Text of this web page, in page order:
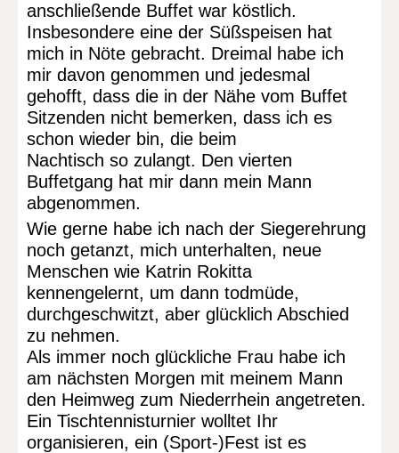
anschließende Buffet war köstlich.
Insbesondere eine der Süßspeisen hat
mich in Nöte gebracht. Dreimal habe ich
mir davon genommen und jedesmal
gehofft, dass die in der Nähe vom Buffet
Sitzenden nicht bemerken, dass ich es
schon wieder bin, die beim
Nachtisch so zulangt. Den vierten
Buffetgang hat mir dann mein Mann
abgenommen.
Wie gerne habe ich nach der Siegerehrung
noch getanzt, mich unterhalten, neue
Menschen wie Katrin Rokitta
kennengelernt, um dann todmüde,
durchgeschwitzt, aber glücklich Abschied
zu nehmen.
Als immer noch glückliche Frau habe ich
am nächsten Morgen mit meinem Mann
den Heimweg zum Niederrhein angetreten.
Ein Tischtennisturnier wolltet Ihr
organisieren, ein (Sport-)Fest ist es